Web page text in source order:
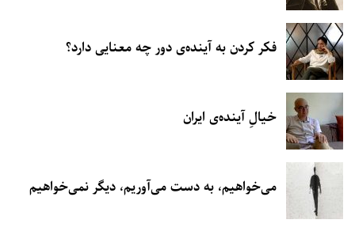
فکر کردن به آینده‌ی دور چه معنایی دارد؟
خیالِ آینده‌ی ایران
می‌خواهیم، به دست می‌آوریم، دیگر نمی‌خواهیم